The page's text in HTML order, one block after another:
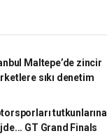
Maltepe’de zincir
sıkı denetim
tutkunlarına
GT Grand Finals